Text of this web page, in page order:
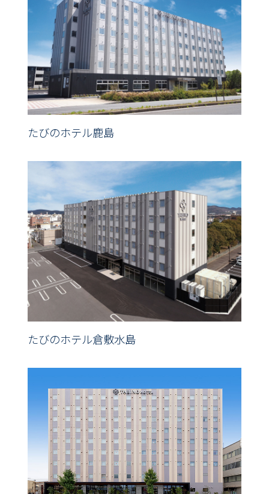
たびのホテル鹿島
たびのホテル倉敷水島